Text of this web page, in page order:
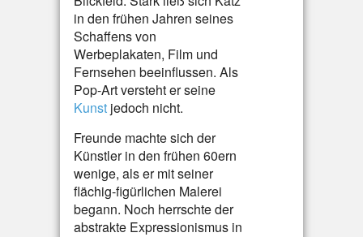
in den frühen Jahren seines
Schaffens von
Werbeplakaten, Film und
Fernsehen beeinflussen. Als
Pop-Art versteht er seine
Kunst jedoch nicht.
Freunde machte sich der
Künstler in den frühen 60ern
wenige, als er mit seiner
flächig-figürlichen Malerei
begann. Noch herrschte der
abstrakte Expressionismus in